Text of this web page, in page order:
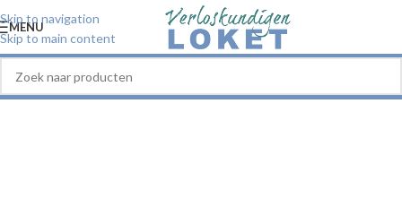
Skip to navigation
Skip to main content
MENU